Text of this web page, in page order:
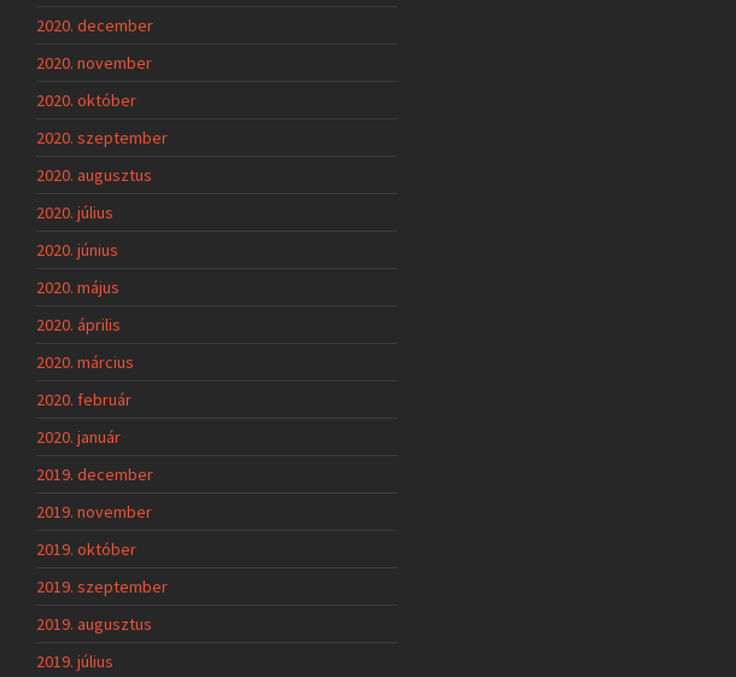
2020. december
2020. november
2020. október
2020. szeptember
2020. augusztus
2020. július
2020. június
2020. május
2020. április
2020. március
2020. február
2020. január
2019. december
2019. november
2019. október
2019. szeptember
2019. augusztus
2019. július